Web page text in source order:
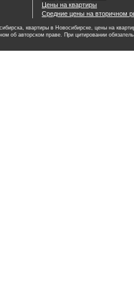
Цены на квартиры
Средние цены на вторичном
квартиры в Новосибирске, цены на
об авторском праве. При цитировании